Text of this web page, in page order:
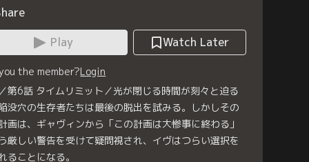
Play
Watch Later
the member?Login
第6話 タイムリミット／光が閉じる時間が刻々と迫る
没穴の生存者たちは最後の脱出を試みる。しかしその
画は、ギャヴィンから「この計画は大惨事に終わる」
厳しい警告を受けて疑問視され、イヴはつらい選択を
ることになる。